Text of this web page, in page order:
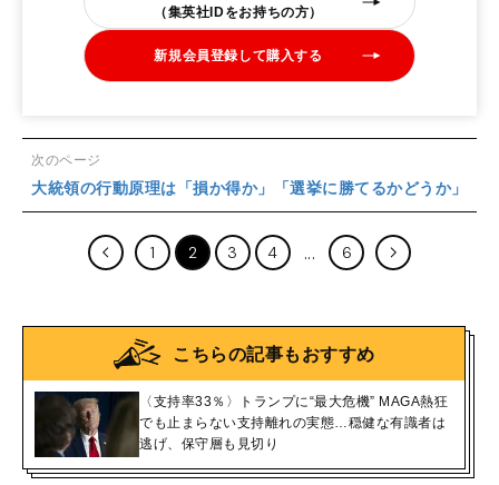
（集英社IDをお持ちの方）
新規会員登録して購入する
次のページ
大統領の行動原理は「損か得か」「選挙に勝てるかどうか」
1 2 3 4 6
こちらの記事もおすすめ
〈支持率33％〉トランプに“最大危機” MAGA熱狂
でも止まらない支持離れの実態…穏健な有識者は
逃げ、保守層も見切り